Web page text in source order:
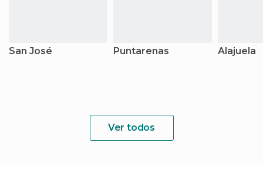
San José Puntarenas Alajuela
Ver todos